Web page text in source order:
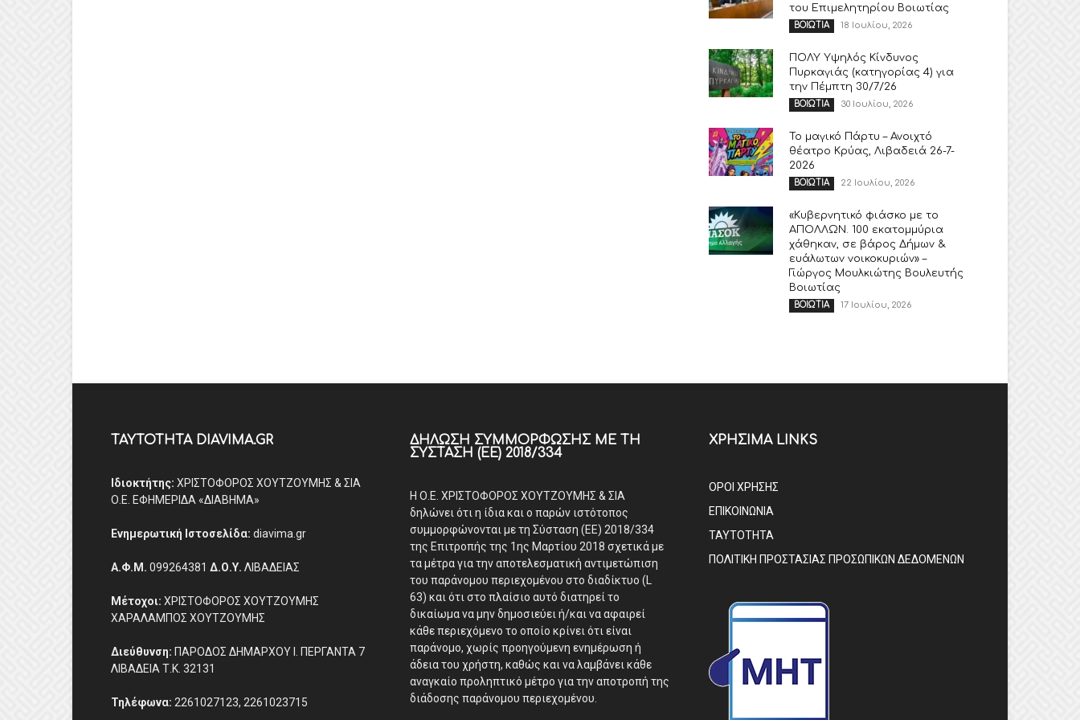
του Επιμελητηρίου Βοιωτίας
ΒΟΙΩΤΙΑ 18 Ιουλίου, 2026
ΠΟΛΥ Υψηλός Κίνδυνος
Πυρκαγιάς (κατηγορίας 4) για
την Πέμπτη 30/7/26
ΒΟΙΩΤΙΑ 30 Ιουλίου, 2026
Το μαγικό Πάρτυ – Ανοιχτό
θέατρο Κρύας, Λιβαδειά 26-7-
2026
ΒΟΙΩΤΙΑ 22 Ιουλίου, 2026
«Κυβερνητικό φιάσκο με το
ΑΠΟΛΛΩΝ. 100 εκατομμύρια
χάθηκαν, σε βάρος Δήμων &
ευάλωτων νοικοκυριών» –
Γιώργος Μουλκιώτης Βουλευτής
Βοιωτίας
ΒΟΙΩΤΙΑ 17 Ιουλίου, 2026
ΤΑΥΤΟΤΗΤΑ DIAVIMA.GR
Ιδιοκτήτης: ΧΡΙΣΤΟΦΟΡΟΣ ΧΟΥΤΖΟΥΜΗΣ & ΣΙΑ
Ο.Ε. ΕΦΗΜΕΡΙΔΑ «ΔΙΑΒΗΜΑ»
Ενημερωτική Ιστοσελίδα: diavima.gr
Α.Φ.Μ. 099264381 Δ.Ο.Υ. ΛΙΒΑΔΕΙΑΣ
Μέτοχοι: ΧΡΙΣΤΟΦΟΡΟΣ ΧΟΥΤΖΟΥΜΗΣ
ΧΑΡΑΛΑΜΠΟΣ ΧΟΥΤΖΟΥΜΗΣ
Διεύθυνση: ΠΑΡΟΔΟΣ ΔΗΜΑΡΧΟΥ Ι. ΠΕΡΓΑΝΤΑ 7
ΛΙΒΑΔΕΙΑ Τ.Κ. 32131
Τηλέφωνα: 2261027123, 2261023715
ΔΉΛΩΣΗ ΣΥΜΜΌΡΦΩΣΗΣ ΜΕ ΤΗ
ΣΎΣΤΑΣΗ (ΕΕ) 2018/334
Η Ο.Ε. ΧΡΙΣΤΟΦΟΡΟΣ ΧΟΥΤΖΟΥΜΗΣ & ΣΙΑ
δηλώνει ότι η ίδια και ο παρών ιστότοπος
συμμορφώνονται με τη Σύσταση (ΕΕ) 2018/334
της Επιτροπής της 1ης Μαρτίου 2018 σχετικά με
τα μέτρα για την αποτελεσματική αντιμετώπιση
του παράνομου περιεχομένου στο διαδίκτυο (L
63) και ότι στο πλαίσιο αυτό διατηρεί το
δικαίωμα να μην δημοσιεύει ή/και να αφαιρεί
κάθε περιεχόμενο το οποίο κρίνει ότι είναι
παράνομο, χωρίς προηγούμενη ενημέρωση ή
άδεια του χρήστη, καθώς και να λαμβάνει κάθε
αναγκαίο προληπτικό μέτρο για την αποτροπή της
διάδοσης παράνομου περιεχομένου.
ΧΡΗΣΙΜΑ LINKS
ΟΡΟΙ ΧΡΗΣΗΣ
ΕΠΙΚΟΙΝΩΝΙΑ
ΤΑΥΤΟΤΗΤΑ
ΠΟΛΙΤΙΚΗ ΠΡΟΣΤΑΣΙΑΣ ΠΡΟΣΩΠΙΚΩΝ ΔΕΔΟΜΕΝΩΝ